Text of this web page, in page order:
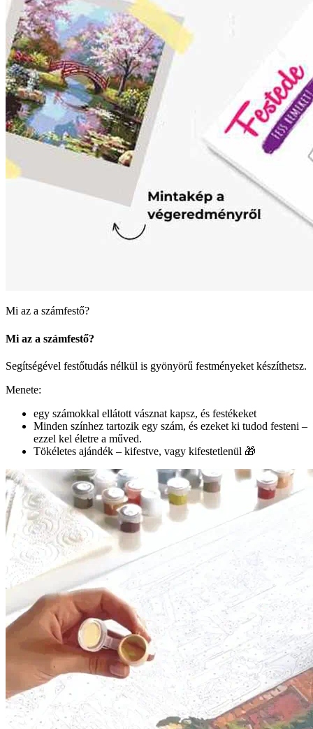
Mi az a számfestő?
Mi az a számfestő?
Segítségével festőtudás nélkül is gyönyörű festményeket készíthetsz.
Menete:
egy számokkal ellátott vásznat kapsz, és festékeket
Minden színhez tartozik egy szám, és ezeket ki tudod festeni –
ezzel kel életre a műved.
Tökéletes ajándék – kifestve, vagy kifestetlenül 🎁